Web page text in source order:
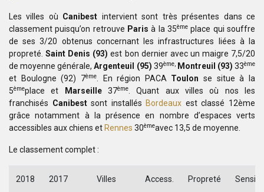
Les villes où Canibest intervient sont très présentes dans ce
classement puisqu’on retrouve Parisà la 35ème place qui souffre
de ses 3/20 obtenus concernant les infrastructures liées à la
propreté.Saint Denis (93) est bon dernier avec un maigre 7,5/20
de moyenne générale, Argenteuil (95) 39ème, Montreuil (93) 33ème
et Boulogne (92) 7ème. En région PACA Toulonse situe à la
5èmeplace et Marseille37ème
. Quant aux villes où nos les
franchisés Canibestsont installés Bordeaux est classé 12ème
grâce notamment à la présence en nombre d’espaces verts
accessibles aux chiens et Rennes 30èmeavec 13,5 de moyenne.
Le classement complet :
2018 2017 Villes Access. Propreté